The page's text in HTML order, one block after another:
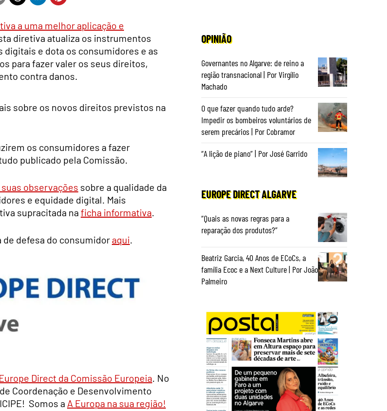
a uma melhor aplicação e
diretiva atualiza os instrumentos
e dota os consumidores e as
para fazer valer os seus direitos,
contra danos.
sobre os novos direitos previstos na
os consumidores a fazer
publicado pela Comissão.
observações sobre a qualidade da
e equidade digital. Mais
supracitada na ficha informativa.
de defesa do consumidor aqui.
Direct da Comissão Europeia. No
Coordenação e Desenvolvimento
Somos a A Europa na sua região!
OPINIÃO
Governantes no Algarve: de reino a
região transnacional | Por Virgílio
Machado
O que fazer quando tudo arde?
Impedir os bombeiros voluntários de
serem precários | Por Cobramor
“A lição de piano” | Por José Garrido
EUROPE DIRECT ALGARVE
“Quais as novas regras para a
reparação dos produtos?”
Beatriz Garcia, 40 Anos de ECoCs, a
família Ecoc e a Next Culture | Por João
Palmeiro